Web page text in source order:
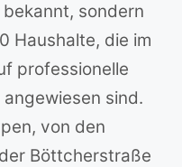
sondern
Haushalte, die im
professionelle
sind.
von den
Böttcherstraße